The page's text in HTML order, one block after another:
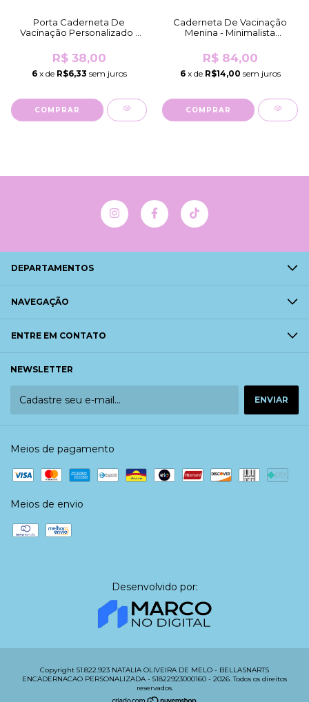
Porta Caderneta De
Vacinação Personalizado -
Caderneta/K...
R$ 38,00
6x de R$6,33 sem juros
COMPRAR
Caderneta De Vacinação
Menina - Minimalista
Holográfico)
R$ 84,00
6x de R$14,00 sem juros
COMPRAR
DEPARTAMENTOS
NAVEGAÇÃO
ENTRE EM CONTATO
NEWSLETTER
Meios de pagamento
Meios de envio
Desenvolvido por:
Copyright 51.822.923 NATALIA OLIVEIRA DE MELO - BELLASNARTS
ENCADERNACAO PERSONALIZADA - 51822923000160 - 2026. Todos os direitos
reservados.